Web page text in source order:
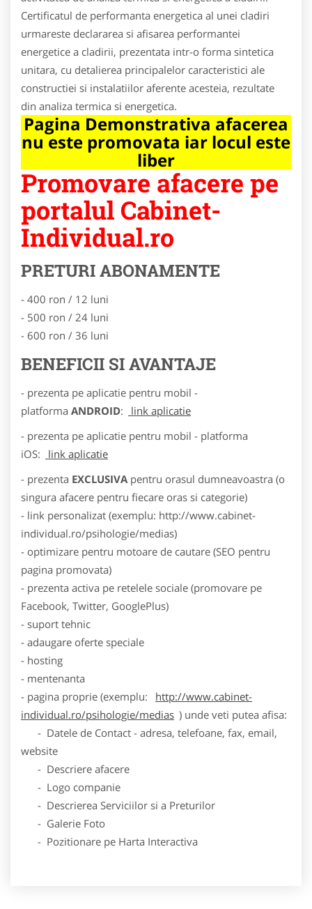
Certificatul de performanta energetica al unei cladiri
urmareste declararea si afisarea performantei
energetice a cladirii, prezentata intr-o forma sintetica
unitara, cu detalierea principalelor caracteristici ale
constructiei si instalatiilor aferente acesteia, rezultate
din analiza termica si energetica.
Pagina Demonstrativa afacerea
nu este promovata iar locul este
liber
Promovare afacere pe
portalul Cabinet-
Individual.ro
PRETURI ABONAMENTE
- 400 ron / 12 luni
- 500 ron / 24 luni
- 600 ron / 36 luni
BENEFICII SI AVANTAJE
- prezenta pe aplicatie pentru mobil -
platforma ANDROID:
link aplicatie
- prezenta pe aplicatie pentru mobil - platforma
iOS:
link aplicatie
- prezenta EXCLUSIVA pentru orasul dumneavoastra (o
singura afacere pentru fiecare oras si categorie)
- link personalizat (exemplu: http://www.cabinet-
individual.ro/psihologie/medias)
- optimizare pentru motoare de cautare (SEO pentru
pagina promovata)
- prezenta activa pe retelele sociale (promovare pe
Facebook, Twitter, GooglePlus)
- suport tehnic
- adaugare oferte speciale
- hosting
- mentenanta
- pagina proprie (exemplu:
http://www.cabinet-
individual.ro/psihologie/medias ) unde veti putea afisa:
- Datele de Contact - adresa, telefoane, fax, email,
website
- Descriere afacere
- Logo companie
- Descrierea Serviciilor si a Preturilor
- Galerie Foto
- Pozitionare pe Harta Interactiva